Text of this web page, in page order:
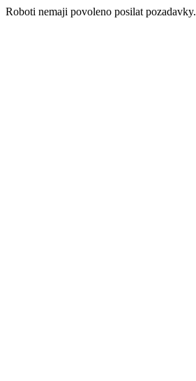
Roboti nemaji povoleno posilat pozadavky.